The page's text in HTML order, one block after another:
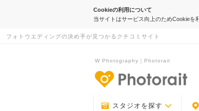
Cookieの利用について
当サイトはサービス向上のためCookieを
フォトウエディングの決め手が見つかるクチコミサイト
W Photography｜Photorait
スタジオを探す